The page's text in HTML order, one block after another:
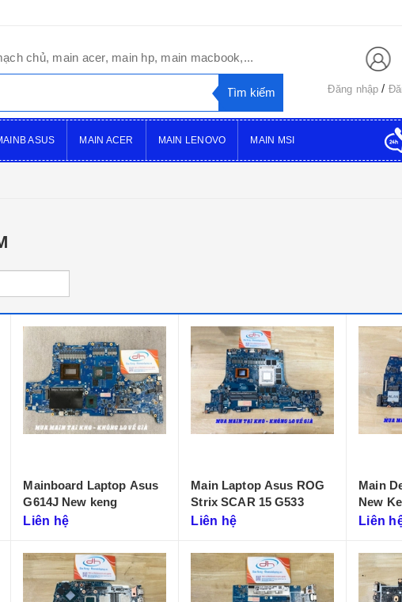
chủ, main acer, main hp, main macbook,...
Đăng nhập
ASUS MAIN ACER MAIN LENOVO MAIN MSI
Mainboard Laptop Asus
G614J New keng
Liên hệ
Main Laptop Asus ROG
Strix SCAR 15 G533
Liên hệ
Main
New
Liên